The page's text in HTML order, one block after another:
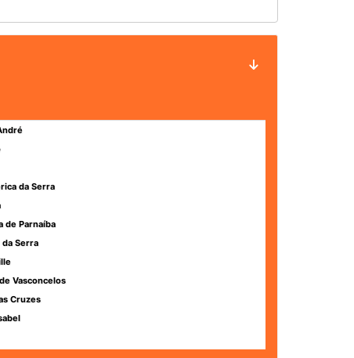
da Serra
de Parnaíba
da Serra
Vasconcelos
Cruzes